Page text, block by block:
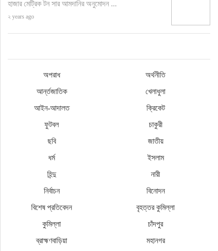
হাজার মেট্রিক টন সার আমদানির অনুমোদন ...
২ years ago
অপরাধ
অর্থনীতি
আর্ন্তজাতিক
খেলাধুলা
আইন-আদালত
ক্রিকেট
ফুটবল
চাকুরী
ছবি
জাতীয়
ধর্ম
ইসলাম
হিন্দু
নারী
নির্বাচন
বিনোদন
বিশেষ প্রতিবেদন
বৃহত্তর কুমিল্লা
কুমিল্লা
চাঁদপুর
ব্রাহ্মণবাড়িয়া
মহানগর